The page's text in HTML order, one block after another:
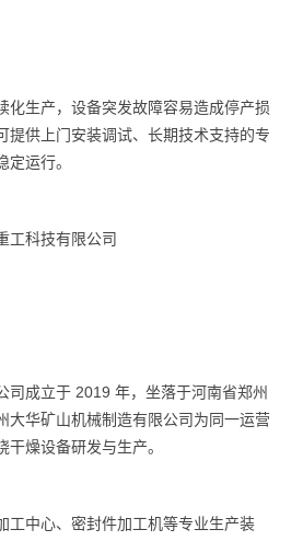
化生产，设备突发故障容易造成停产损
提供上门安装调试、长期技术支持的专
运行。
工科技有限公司
司成立于 2019 年，坐落于河南省郑州
大华矿山机械制造有限公司为同一运营
燥设备研发与生产。
工中心、密封件加工机等专业生产装